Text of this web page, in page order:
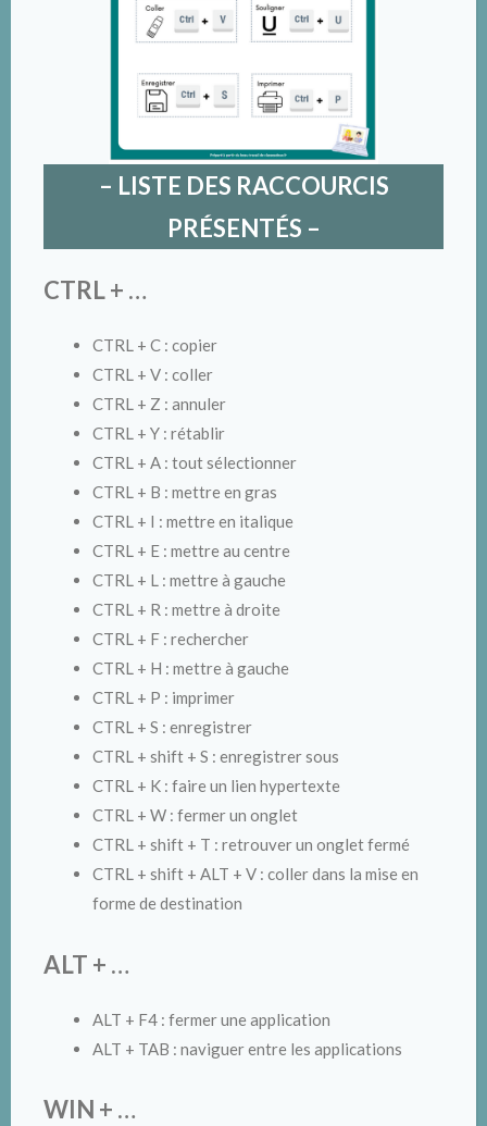
– LISTE DES RACCOURCIS
PRÉSENTÉS –
CTRL + …
CTRL + C : copier
CTRL + V : coller
CTRL + Z : annuler
CTRL + Y : rétablir
CTRL + A : tout sélectionner
CTRL + B : mettre en gras
CTRL + I : mettre en italique
CTRL + E : mettre au centre
CTRL + L : mettre à gauche
CTRL + R : mettre à droite
CTRL + F : rechercher
CTRL + H : mettre à gauche
CTRL + P : imprimer
CTRL + S : enregistrer
CTRL + shift + S : enregistrer sous
CTRL + K : faire un lien hypertexte
CTRL + W : fermer un onglet
CTRL + shift + T : retrouver un onglet fermé
CTRL + shift + ALT + V : coller dans la mise en
forme de destination
ALT + …
ALT + F4 : fermer une application
ALT + TAB : naviguer entre les applications
WIN + …